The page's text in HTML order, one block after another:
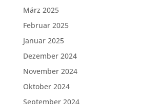
März 2025
Februar 2025
Januar 2025
Dezember 2024
November 2024
Oktober 2024
September 2024